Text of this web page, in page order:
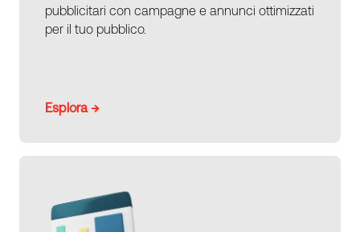
pubblicitari con campagne e annunci ottimizzati
per il tuo pubblico.
Esplora →